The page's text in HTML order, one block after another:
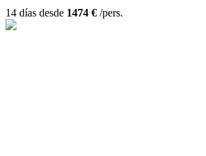
14 días desde 1474 € /pers.